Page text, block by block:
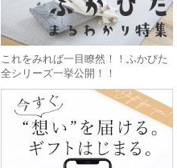
これをみれば一目瞭然！！ふかぴた
全シリーズ一挙公開！！